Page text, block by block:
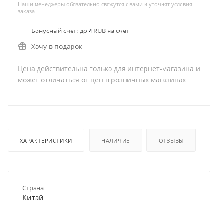
Наши менеджеры обязательно свяжутся с вами и уточнят условия
заказа
Бонусный счет: до 4RUB на счет
Хочу в подарок
Цена действительна только для интернет-магазина и
может отличаться от цен в розничных магазинах
ХАРАКТЕРИСТИКИ НАЛИЧИЕ ОТЗЫВЫ
Страна
Китай